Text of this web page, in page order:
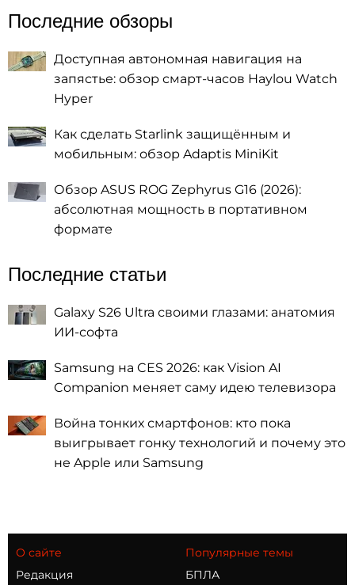
Последние обзоры
Доступная автономная навигация на
запястье: обзор смарт-часов Haylou Watch
Hyper
Как сделать Starlink защищённым и
мобильным: обзор Adaptis MiniKit
Обзор ASUS ROG Zephyrus G16 (2026):
абсолютная мощность в портативном
формате
Последние статьи
Galaxy S26 Ultra своими глазами: анатомия
ИИ-софта
Samsung на CES 2026: как Vision AI
Companion меняет саму идею телевизора
Война тонких смартфонов: кто пока
выигрывает гонку технологий и почему это
не Apple или Samsung
О сайте
Редакция
Популярные темы
БПЛА